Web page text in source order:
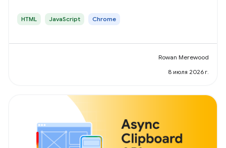
HTML JavaScript Chrome
Rowan Merewood
8 июля 2026 г.